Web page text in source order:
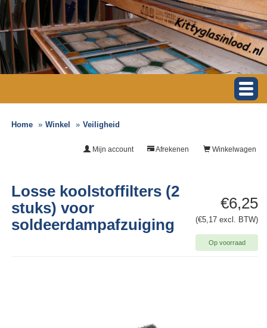
Home Winkel Veiligheid
Winkelwagen
Afrekenen
Mijn account
€6,25
(€5,17 excl. BTW)
Op voorraad
Losse koolstoffilters (2
stuks) voor
soldeerdampafzuiging